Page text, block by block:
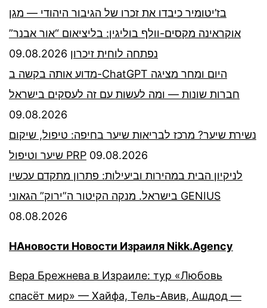
בז’יטומיר כיבדו את זכרו של הגיבור היהודי — מגן
אוקראינה מקסים-וולף בוליגין: בליציאום “אור אבנר”
נפתחה לוחית זיכרון 09.08.2026
מדוע אותה בקשה ב-ChatGPT היום ומחר מציגה
חברות שונות — ומה לעשות עם זה לעסקים בישראל
09.08.2026
נשירת שיער? מרכז לבריאות שיער בחיפה: טיפול, שיקום
שיער וטיפול PRP 09.08.2026
לניקיון הבית במהירות וביעילות: פתרון מתקדם עכשיו
בישראל. מנקה הקיטור ה”ירוק” הגאוני GENIUS
08.08.2026
НАновости Новости Израиля Nikk.Agency
Вера Брежнева в Израиле: тур «Любовь
спасёт мир» — Хайфа, Тель-Авив, Ашдод —